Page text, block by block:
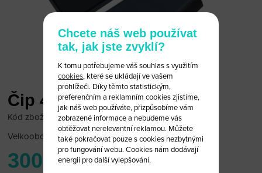
Čip 46
Kód zboží: Bmw2/36
Velkoobchodní cena:po přihlášení
300 Kč
Chcete náš web používat
tak, jak jste zvyklí?
K tomu potřebujeme váš souhlas s využitím
cookies, které se ukládají ve vašem
prohlížeči. Díky těmto statistickým,
preferenčním a reklamním cookies zjistíme,
jak náš web používáte, přizpůsobíme vám
zobrazené informace a nebudeme vás
obtěžovat nerelevantní reklamou. Můžete
také pokračovat pouze s cookies nezbytnými
pro fungování webu. Cookies nám dodávají
energii pro další vylepšování.